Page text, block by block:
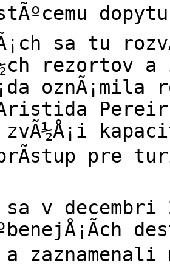
sa tu
rezortov
oznÃ¡mila
zvÃ½Å¡i
prÃ­stup pre
sa v
zaznamenali